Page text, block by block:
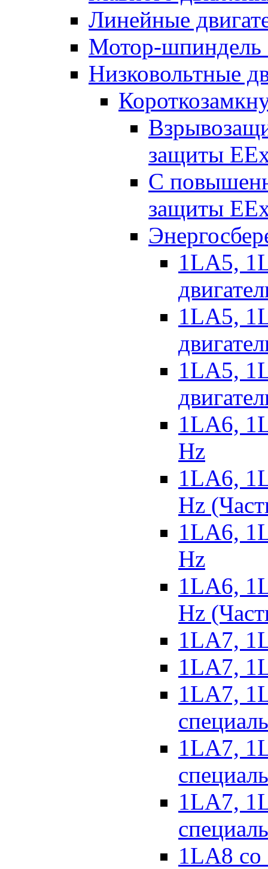
Линейные
Мотор-шпиндель
Низковольтные
защиты
С
защиты
1LA5,
1LA5,
1LA5,
1LA6,
Hz
1LA6,
Hz
1LA6,
Hz
1LA6,
Hz
1LA7,
1LA7,
1LA7,
1LA7,
1LA7,
1LA8 со